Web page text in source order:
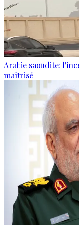
Arabie saoudite:
maîtrisé